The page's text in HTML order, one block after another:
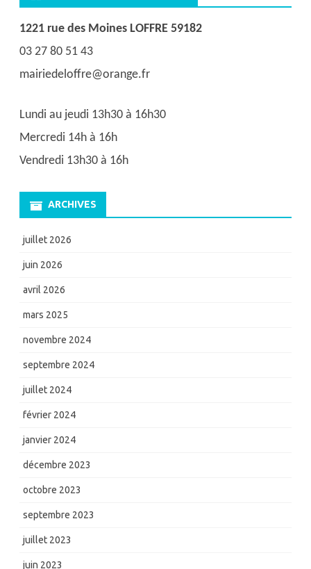
1221 rue des Moines LOFFRE 59182
03 27 80 51 43
mairiedeloffre@orange.fr
Lundi au jeudi 13h30 à 16h30
Mercredi 14h à 16h
Vendredi 13h30 à 16h
ARCHIVES
juillet 2026
juin 2026
avril 2026
mars 2025
novembre 2024
septembre 2024
juillet 2024
février 2024
janvier 2024
décembre 2023
octobre 2023
septembre 2023
juillet 2023
juin 2023